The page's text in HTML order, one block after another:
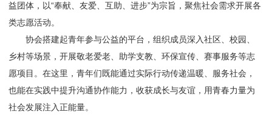
益团体，以“奉献、友爱、互助、进步”为宗旨，聚焦社会需求开展各
类志愿活动。
协会搭建起青年参与公益的平台，组织成员深入社区、校园、
乡村等场景，开展敬老爱老、助学支教、环保宣传、赛事服务等志
愿项目。在这里，青年们既能通过实际行动传递温暖、服务社会，
也能在实践中提升沟通协作能力，收获成长与友谊，用青春力量为
社会发展注入正能量。